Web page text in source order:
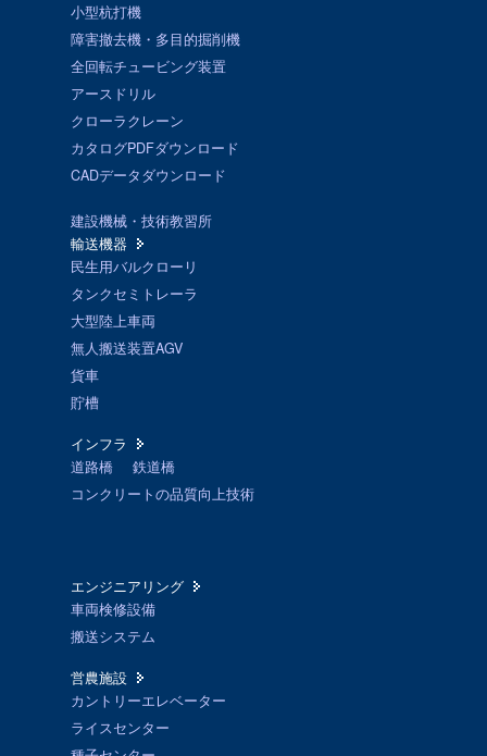
小型杭打機
障害撤去機・多目的掘削機
全回転チュービング装置
アースドリル
クローラクレーン
カタログPDFダウンロード
CADデータダウンロード
建設機械・技術教習所
輸送機器
民生用バルクローリ
タンクセミトレーラ
大型陸上車両
無人搬送装置AGV
貨車
貯槽
インフラ
道路橋
鉄道橋
コンクリートの品質向上技術
エンジニアリング
車両検修設備
搬送システム
営農施設
カントリーエレベーター
ライスセンター